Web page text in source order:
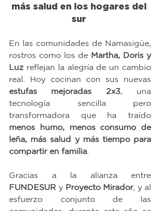
más salud en los hogares del
sur
En las comunidades de Namasigüe,
rostros como los de Martha, Doris y
Luz reflejan la alegría de un cambio
estufas mejoradas 2x3, una
tecnología sencilla pero
menos humo, menos consumo de
leña, más salud y más tiempo para
compartir en familia
FUNDESUR y Proyecto Mirador, y al
esfuerzo conjunto de las